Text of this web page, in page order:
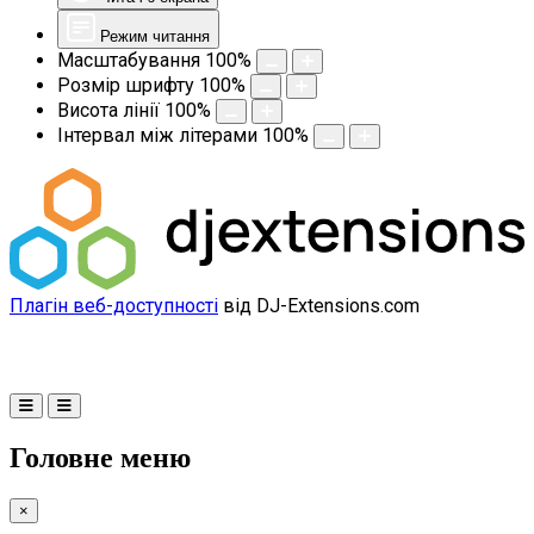
Режим читання
Масштабування 100%
Розмір шрифту 100%
Висота лінії 100%
Інтервал між літерами 100%
Плагін веб-доступності від DJ-Extensions.com
Головне меню
×